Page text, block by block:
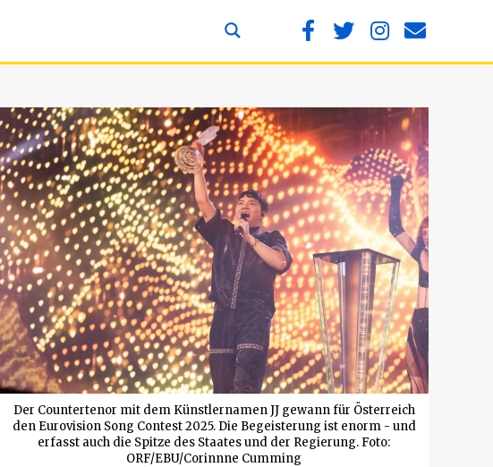
Der Countertenor mit dem Künstlernamen JJ gewann für Österreich
den Eurovision Song Contest 2025. Die Begeisterung ist enorm - und
erfasst auch die Spitze des Staates und der Regierung. Foto:
ORF/EBU/Corinnne Cumming